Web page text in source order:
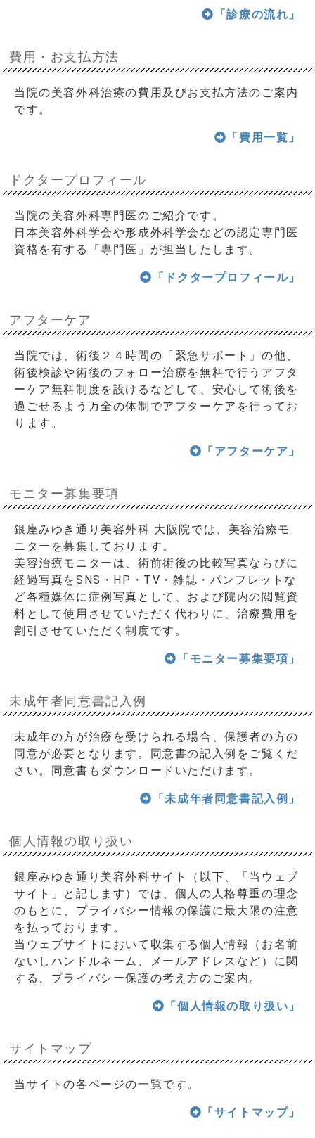
「診療の流れ」
費用・お支払方法
当院の美容外科治療の費用及びお支払方法のご案内
です。
「費用一覧」
ドクタープロフィール
当院の美容外科専門医のご紹介です。
日本美容外科学会や形成外科学会などの認定専門医
資格を有する「専門医」が担当したします。
「ドクタープロフィール」
アフターケア
当院では、術後２４時間の「緊急サポート」の他、
術後検診や術後のフォロー治療を無料で行うアフタ
ーケア無料制度を設けるなどして、安心して術後を
過ごせるよう万全の体制でアフターケアを行ってお
ります。
「アフターケア」
モニター募集要項
銀座みゆき通り美容外科 大阪院では、美容治療モ
ニターを募集しております。
美容治療モニターは、術前術後の比較写真ならびに
経過写真をSNS・HP・TV・雑誌・パンフレットな
ど各種媒体に症例写真として、および院内の閲覧資
料として使用させていただく代わりに、治療費用を
割引させていただく制度です。
「モニター募集要項」
未成年者同意書記入例
未成年の方が治療を受けられる場合、保護者の方の
同意が必要となります。同意書の記入例をご覧くだ
さい。同意書もダウンロードいただけます。
「未成年者同意書記入例」
個人情報の取り扱い
銀座みゆき通り美容外科サイト（以下、「当ウェブ
サイト」と記します）では、個人の人格尊重の理念
のもとに、プライバシー情報の保護に最大限の注意
を払っております。
当ウェブサイトにおいて収集する個人情報（お名前
ないしハンドルネーム、メールアドレスなど）に関
する、プライバシー保護の考え方のご案内。
「個人情報の取り扱い」
サイトマップ
当サイトの各ページの一覧です。
「サイトマップ」